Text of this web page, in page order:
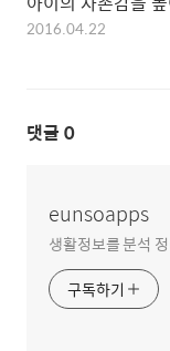
2016.04.22
댓글 0
eunsoapps
생활정보를 분석
구독하기